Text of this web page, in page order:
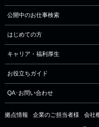
公開中のお仕事検索
はじめての方
キャリア・福利厚生
お役立ちガイド
QA･お問い合わせ
拠点情報 企業のご担当者様 会社